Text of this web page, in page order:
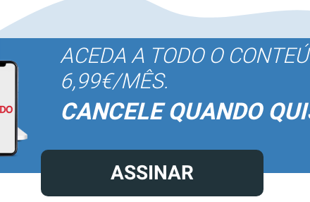
ACEDA A TODO O
6,99€/MÊS.
CANCELE QUANDO
ASSINAR